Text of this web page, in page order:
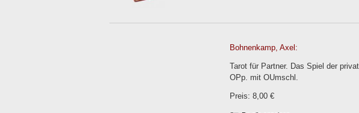
Bohnenkamp, Axel:
Tarot für Partner. Das Spiel der
OPp. mit OUmschl.
Preis: 8,00 €